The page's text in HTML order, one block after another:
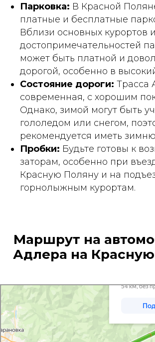
Парковка: В Красной
платные и бесплатные
Вблизи основных курортов и
достопримечательностей
может быть платной и
дорогой, особенно в
Состояние дороги: Трасса
современная, с хорошим
Однако, зимой могут быть
гололедом или снегом,
рекомендуется иметь
Пробки: Будьте готовы к
заторам, особенно при
Красную Поляну и на
горнолыжным курортам.
Маршрут на
Адлера на
Сочи
Яндекс Карты